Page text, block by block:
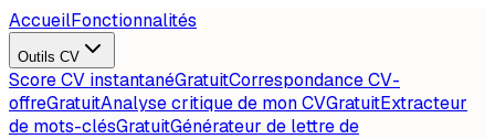
AccueilFonctionnalités
Outils CV
Score CV instantanéGratuitCorrespondance CV-
offreGratuitAnalyse critique de mon CVGratuitExtracteur
de mots-clésGratuitGénérateur de lettre de